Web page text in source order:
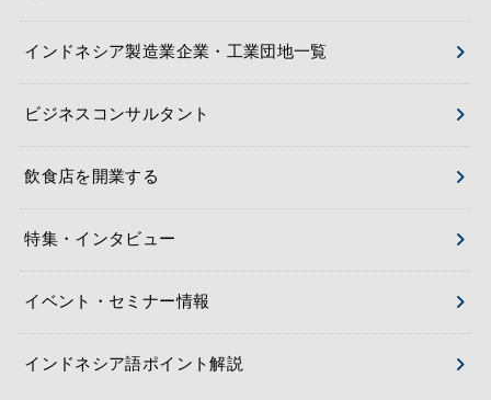
インドネシア製造業企業・工業団地一覧
ビジネスコンサルタント
飲食店を開業する
特集・インタビュー
イベント・セミナー情報
インドネシア語ポイント解説